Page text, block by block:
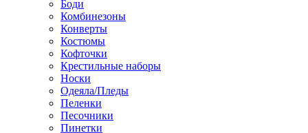
Боди
Комбинезоны
Конверты
Костюмы
Кофточки
Крестильные наборы
Носки
Одеяла/Пледы
Пеленки
Песочники
Пинетки